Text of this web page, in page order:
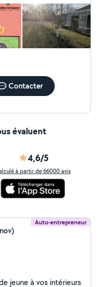
image. Sérieux,
je vous garanti un
l'environnement.
besoins ou de
Contacter
évaluent
4,6/5
à partir de 66000 avis
Auto-entrepreneur
jeune à vos intérieurs